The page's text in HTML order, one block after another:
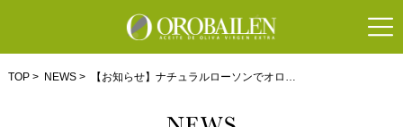
TOP> NEWS> 【お知らせ】ナチュラルローソンでオロ…